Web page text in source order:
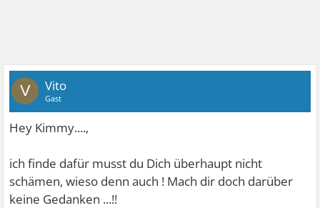
V Vito
Gast
Hey Kimmy....,
ich finde dafür musst du Dich überhaupt nicht
schämen, wieso denn auch ! Mach dir doch darüber
keine Gedanken ...!!